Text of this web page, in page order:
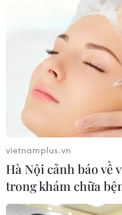
vietnamplus.vn
Hà Nội cảnh báo về
trong khám chữa